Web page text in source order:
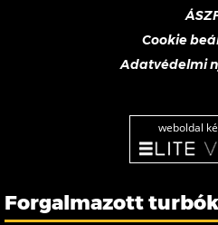
Cookie
Adatvédelmi
weboldal
Forgalmazott